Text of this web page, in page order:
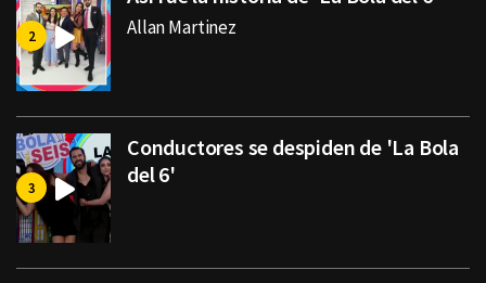
Allan Martinez
Conductores se despiden de 'La Bola
del 6'